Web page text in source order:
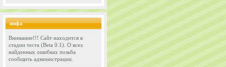
инфа
Внимание!!! Сайт находится в
стадии теста (Beta 0.1). О всех
найденных ошибках позьба
сообщить администрации.